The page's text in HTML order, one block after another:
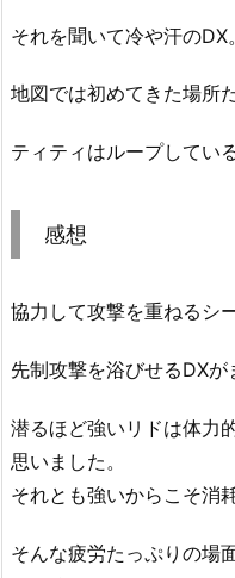
それを聞いて冷や汗のDX。
地図では初めてきた場所
ティティはループしてい
感想
協力して攻撃を重ねるシ
先制攻撃を浴びせるDXが
潜るほど強いリドは体力
思いました。
それとも強いからこそ消
そんな疲労たっぷりの場